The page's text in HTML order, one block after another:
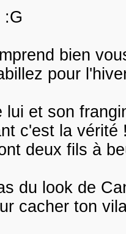
:G
bien
pour
lui et son
c'est la vérité
deux fils à
du look de
cacher ton